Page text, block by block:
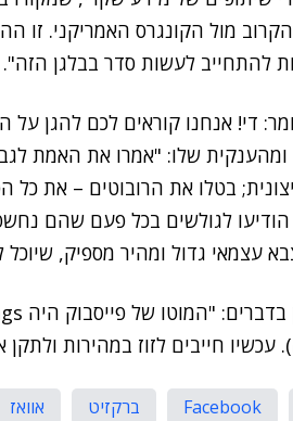
מול הקונגרס האמריקני. זו
להתחייב לעשות סדר בבלגן הזה".
די! אנחנו קוראים לכם להגן
ומהענקית שלו: "אמרו את האמת
בטלו את הרובוטים – את כל
לגולשים בכל פעם שהם
עצמאי גדול ומהיר מספיק,
עכשיו חייבים לזוז במהירות
Facebook ברקזיט אוואז